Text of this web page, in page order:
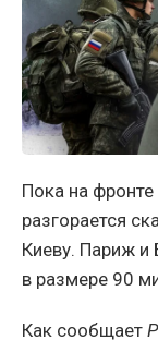
Пока на
разгорается
Киеву. Париж и
в размере 90
Как сообщает